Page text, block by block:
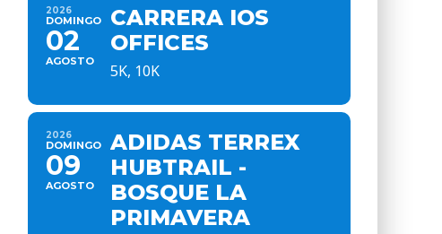
2026
DOMINGO
02
AGOSTO
CARRERA IOS
OFFICES
5K, 10K
2026
DOMINGO
09
AGOSTO
ADIDAS TERREX
HUBTRAIL -
BOSQUE LA
PRIMAVERA